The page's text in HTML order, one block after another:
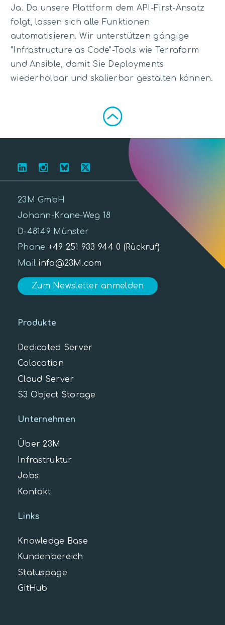
Ja. Da unsere Plattform dem API-First-Ansatz
folgt, lassen sich alle Funktionen
automatisieren. Wir unterstützen gängige
"Infrastructure as Code"-Tools wie Terraform
und Ansible, damit Sie Deployments
wiederholbar und skalierbar gestalten können.
23M GmbH
Johann-Krane-Weg 18
D-48149 Münster
Phone +49 251 933 944 0 (Rückruf)
Mail info@23M.com
Zum Newsletter anmelden
Produkte
Dedicated Server
Colocation
Cloud Server
S3 Object Storage
Unternehmen
Über 23M
Infrastruktur
Jobs
Kontakt
Links
Knowledge Base
Kundenbereich
Statuspage
GitHub